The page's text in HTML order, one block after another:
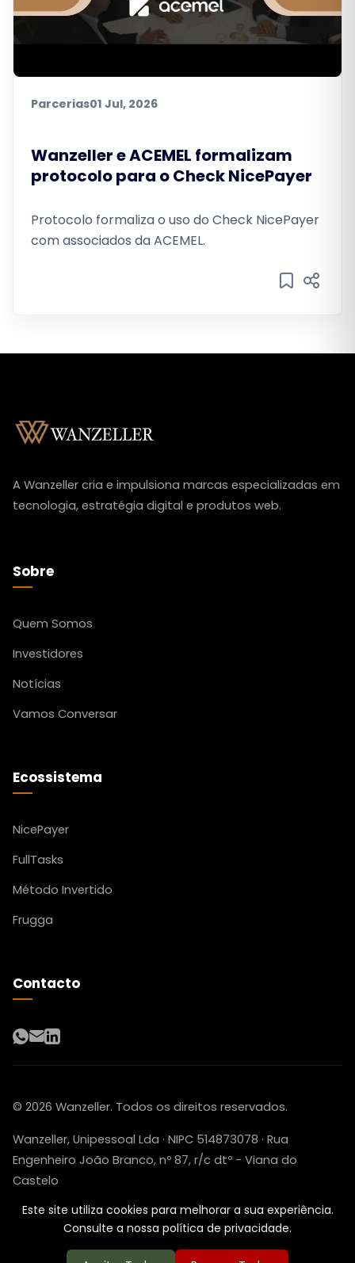
Parcerias01 Jul, 2026
Wanzeller e ACEMEL formalizam
protocolo para o Check NicePayer
Protocolo formaliza o uso do Check NicePayer
com associados da ACEMEL.
A Wanzeller cria e impulsiona marcas especializadas em
tecnologia, estratégia digital e produtos web.
Sobre
Quem Somos
Investidores
Notícias
Vamos Conversar
Ecossistema
NicePayer
FullTasks
Método Invertido
Frugga
Contacto
WhatsApp
Email
LinkedIn
© 2026 Wanzeller. Todos os direitos reservados.
Wanzeller, Unipessoal Lda · NIPC 514873078 · Rua
Engenheiro João Branco, nº 87, r/c dtº - Viana do
Castelo
Política de PrivacidadeTermos e Condições
Livro de Reclamações
Este site utiliza cookies para melhorar a sua experiência.
Consulte a nossa política de privacidade.